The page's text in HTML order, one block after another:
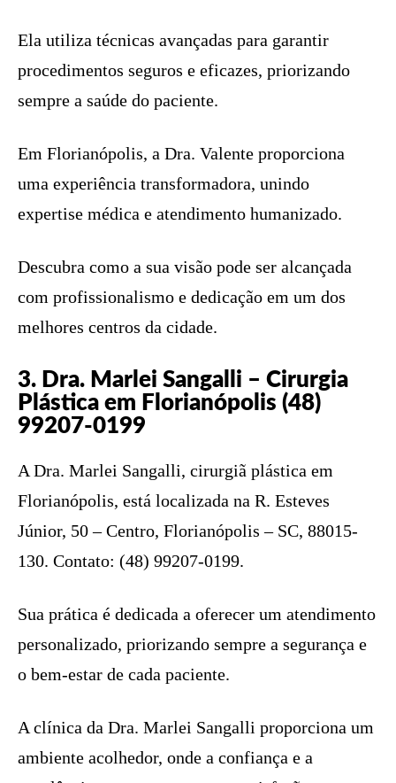
Ela utiliza técnicas avançadas para garantir
procedimentos seguros e eficazes, priorizando
sempre a saúde do paciente.
Em Florianópolis, a Dra. Valente proporciona
uma experiência transformadora, unindo
expertise médica e atendimento humanizado.
Descubra como a sua visão pode ser alcançada
com profissionalismo e dedicação em um dos
melhores centros da cidade.
3. Dra. Marlei Sangalli – Cirurgia
Plástica em Florianópolis (48)
99207-0199
A Dra. Marlei Sangalli, cirurgiã plástica em
Florianópolis, está localizada na R. Esteves
Júnior, 50 – Centro, Florianópolis – SC, 88015-
130. Contato: (48) 99207-0199.
Sua prática é dedicada a oferecer um atendimento
personalizado, priorizando sempre a segurança e
o bem-estar de cada paciente.
A clínica da Dra. Marlei Sangalli proporciona um
ambiente acolhedor, onde a confiança e a